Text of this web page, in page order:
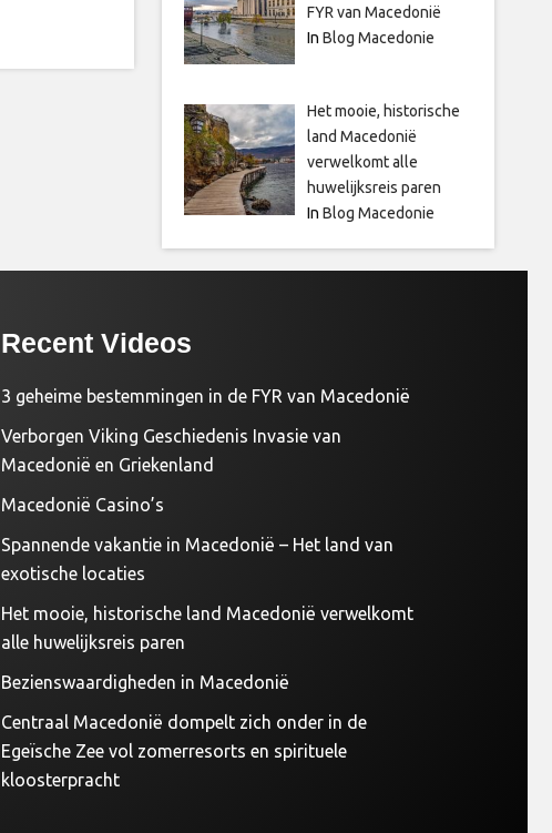
FYR van Macedonië
In Blog Macedonie
Het mooie, historische
land Macedonië
verwelkomt alle
huwelijksreis paren
In Blog Macedonie
Recent Videos
3 geheime bestemmingen in de FYR van Macedonië
Verborgen Viking Geschiedenis Invasie van
Macedonië en Griekenland
Macedonië Casino’s
Spannende vakantie in Macedonië – Het land van
exotische locaties
Het mooie, historische land Macedonië verwelkomt
alle huwelijksreis paren
Bezienswaardigheden in Macedonië
Centraal Macedonië dompelt zich onder in de
Egeïsche Zee vol zomerresorts en spirituele
kloosterpracht